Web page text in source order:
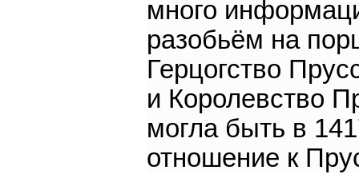
много
разобьём на
Герцогство
и Королевство
могла быть в
отношение к